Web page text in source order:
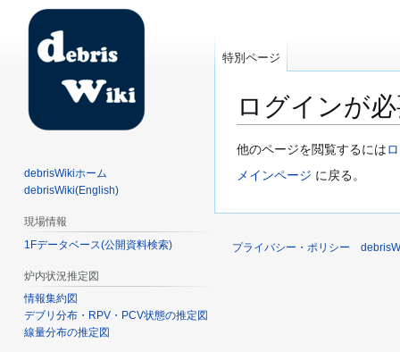
ログインが
ナ
ビ
ョ
検
索
他のページを閲覧するには
メインページ に戻る。
特別ページ
debrisWikiホーム
debrisWiki(English)
現場情報
1Fデータベース(公開資料検索)
炉内状況推定図
情報集約図
デブリ分布・RPV・PCV状態の推定図
線量分布の推定図
プライバシー・ポリシー